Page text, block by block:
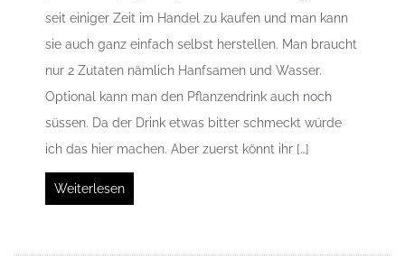
seit einiger Zeit im Handel zu kaufen und man kann
sie auch ganz einfach selbst herstellen. Man braucht
nur 2 Zutaten nämlich Hanfsamen und Wasser.
Optional kann man den Pflanzendrink auch noch
süssen. Da der Drink etwas bitter schmeckt würde
ich das hier machen. Aber zuerst könnt ihr […]
Weiterlesen